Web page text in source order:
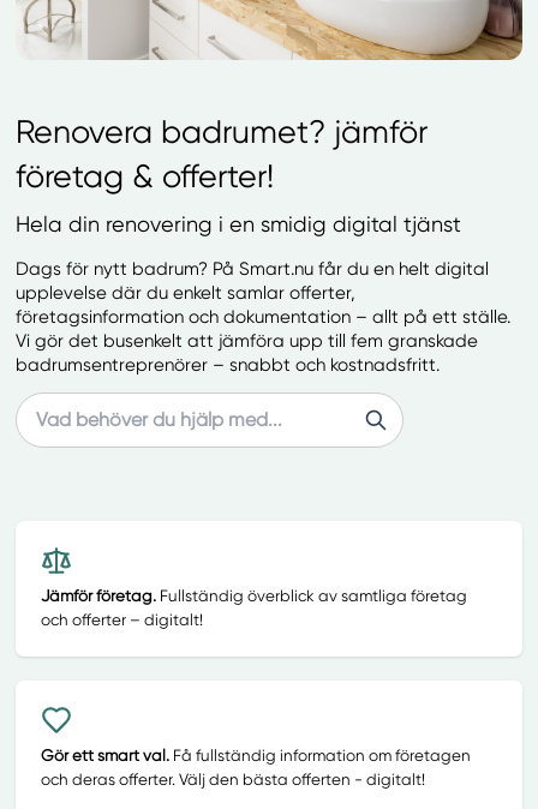
Renovera badrumet? jämför
företag & offerter!
Hela din renovering i en smidig digital tjänst
Dags för nytt badrum? På Smart.nu får du en helt digital
upplevelse där du enkelt samlar offerter,
företagsinformation och dokumentation – allt på ett ställe.
Vi gör det busenkelt att jämföra upp till fem granskade
badrumsentreprenörer – snabbt och kostnadsfritt.
Search
Jämför företag.Fullständig överblick av samtliga företag
och offerter – digitalt!
Gör ett smart val.Få fullständig information om företagen
och deras offerter. Välj den bästa offerten - digitalt!